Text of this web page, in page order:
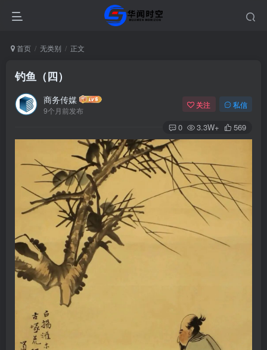
首页 无类别 正文
钓鱼（四）
商务传媒
9个月前发布
关注 私信
0 3.3W+ 569